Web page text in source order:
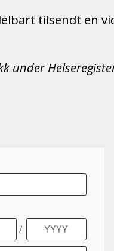
tilsendt en
under